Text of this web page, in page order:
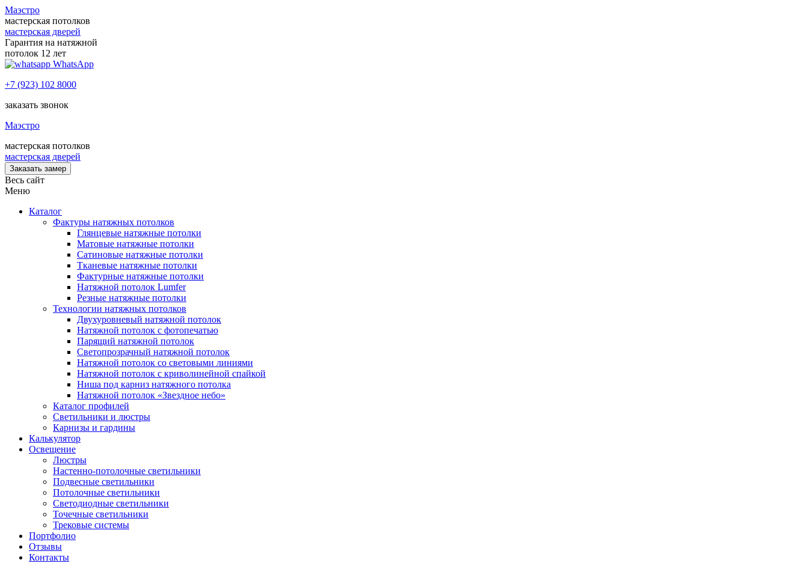
Маэстро
мастерская потолков
мастерская дверей
Гарантия на натяжной
потолок 12 лет
WhatsApp
+7 (923) 102 8000
заказать звонок
Маэстро
мастерская потолков
мастерская дверей
Заказать замер
Весь сайт
Меню
Каталог
Фактуры натяжных потолков
Глянцевые натяжные потолки
Матовые натяжные потолки
Сатиновые натяжные потолки
Тканевые натяжные потолки
Фактурные натяжные потолки
Натяжной потолок Lumfer
Резные натяжные потолки
Технологии натяжных потолков
Двухуровневый натяжной потолок
Натяжной потолок с фотопечатью
Парящий натяжной потолок
Светопрозрачный натяжной потолок
Натяжной потолок со световыми линиями
Натяжной потолок с криволинейной спайкой
Ниша под карниз натяжного потолка
Натяжной потолок «Звездное небо»
Каталог профилей
Светильники и люстры
Карнизы и гардины
Калькулятор
Освещение
Люстры
Настенно-потолочные светильники
Подвесные светильники
Потолочные светильники
Светодиодные светильники
Точечные светильники
Трековые системы
Портфолио
Отзывы
Контакты